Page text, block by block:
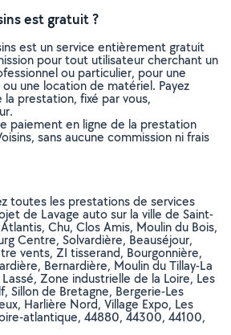
est gratuit ?
est un service entièrement gratuit
pour tout utilisateur cherchant un
ou particulier, pour une
une location de matériel. Payez
prestation, fixé par vous,
paiement en ligne de la prestation
sans aucune commission ni frais
toutes les prestations de services
de Lavage auto sur la ville de Saint-
Chu, Clos Amis, Moulin du Bois,
Centre, Solvardière, Beauséjour,
vents, ZI tisserand, Bourgonnière,
Bernardière, Moulin du Tillay-La
Zone industrielle de la Loire, Les
Sillon de Bretagne, Bergerie-Les
Harlière Nord, Village Expo, Les
atlantique, 44880, 44300, 44100,